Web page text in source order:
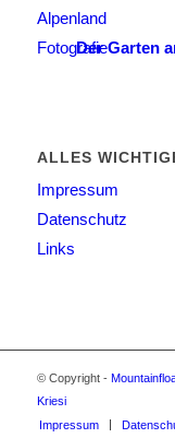
Der Garten
ALLES
Impressum
Datenschutz
Links
© Copyright -
Kriesi
Impressum